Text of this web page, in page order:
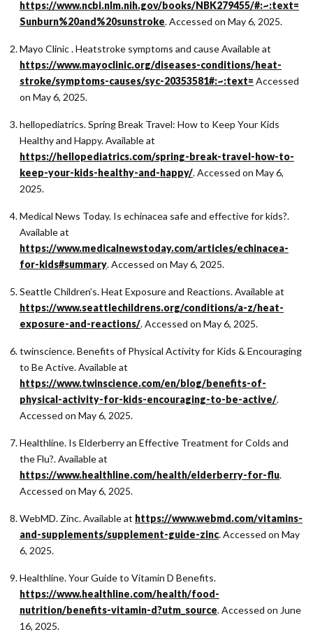
https://www.ncbi.nlm.nih.gov/books/NBK279455/#:~:text=
Sunburn%20and%20sunstroke. Accessed on May 6, 2025.
Mayo Clinic . Heatstroke symptoms and cause Available at
https://www.mayoclinic.org/diseases-conditions/heat-
stroke/symptoms-causes/syc-20353581#:~:text= Accessed
on May 6, 2025.
hellopediatrics. Spring Break Travel: How to Keep Your Kids
Healthy and Happy. Available at
https://hellopediatrics.com/spring-break-travel-how-to-
keep-your-kids-healthy-and-happy/. Accessed on May 6,
2025.
Medical News Today. Is echinacea safe and effective for kids?.
Available at
https://www.medicalnewstoday.com/articles/echinacea-
for-kids#summary. Accessed on May 6, 2025.
Seattle Children’s. Heat Exposure and Reactions. Available at
https://www.seattlechildrens.org/conditions/a-z/heat-
exposure-and-reactions/. Accessed on May 6, 2025.
twinscience. Benefits of Physical Activity for Kids & Encouraging
to Be Active. Available at
https://www.twinscience.com/en/blog/benefits-of-
physical-activity-for-kids-encouraging-to-be-active/.
Accessed on May 6, 2025.
Healthline. Is Elderberry an Effective Treatment for Colds and
the Flu?. Available at
https://www.healthline.com/health/elderberry-for-flu.
Accessed on May 6, 2025.
WebMD. Zinc. Available at https://www.webmd.com/vitamins-
and-supplements/supplement-guide-zinc. Accessed on May
6, 2025.
Healthline. Your Guide to Vitamin D Benefits.
https://www.healthline.com/health/food-
nutrition/benefits-vitamin-d?utm_source. Accessed on June
16, 2025.